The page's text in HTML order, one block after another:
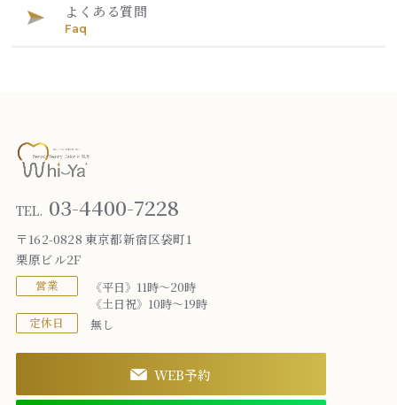
よくある質問
Faq
TEL. 03-4400-7228
〒162-0828 東京都新宿区袋町1
栗原ビル2F
営業
《平日》11時～20時
《土日祝》10時～19時
定休日 無し
WEB予約